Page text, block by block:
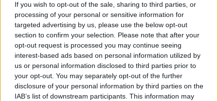
If you wish to opt-out of the sale, sharing to third parties, or
processing of your personal or sensitive information for
targeted advertising by us, please use the below opt-out
section to confirm your selection. Please note that after your
opt-out request is processed you may continue seeing
interest-based ads based on personal information utilized by
us or personal information disclosed to third parties prior to
your opt-out. You may separately opt-out of the further
disclosure of your personal information by third parties on the
IAB’s list of downstream participants. This information may
Sony lägger bud på
Tamron – kan vara värt
12 miljarder kronor
OM System lanserar
gratislån av kameror &